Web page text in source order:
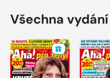
Všechna vydání